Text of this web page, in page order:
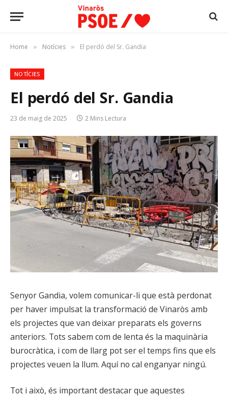
Home » Notícies » El perdó del Sr. Gandia
NOTÍCIES
El perdó del Sr. Gandia
23 de maig de 2025 2 Mins Lectura
Senyor Gandia, volem comunicar-li que està perdonat
per haver impulsat la transformació de Vinaròs amb
els projectes que van deixar preparats els governs
anteriors. Tots sabem com de lenta és la maquinària
burocràtica, i com de llarg pot ser el temps fins que els
projectes veuen la llum. Aquí no cal enganyar ningú.
Tot i això, és important destacar que aquestes